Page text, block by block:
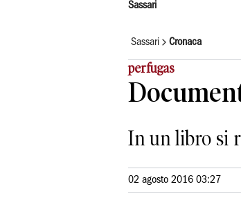
Sassari
Sassari Cronaca
perfugas
In un libro si
02 agosto 2016 03:27